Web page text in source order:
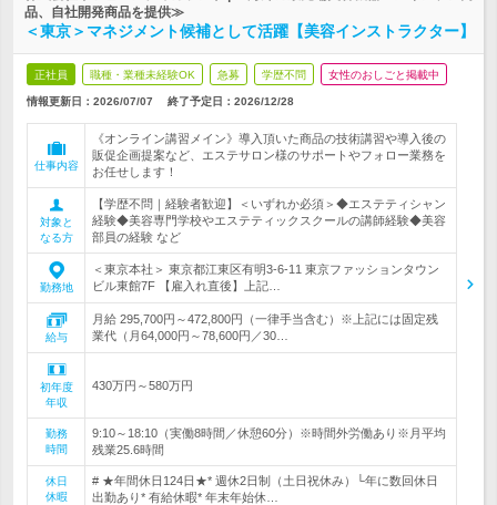
品、自社開発商品を提供≫
＜東京＞マネジメント候補として活躍【美容インストラクター】
正社員 職種・業種未経験OK 急募 学歴不問 女性のおしごと掲載中
情報更新日：2026/07/07 終了予定日： 2026/12/28
仕事内容
《オンライン講習メイン》導入頂いた商品の技術講習や導入後の
販促企画提案など、エステサロン様のサポートやフォロー業務を
お任せします！
対象と
なる方
【学歴不問｜経験者歓迎】＜いずれか必須＞◆エステティシャン
経験◆美容専門学校やエステティックスクールの講師経験◆美容
部員の経験 など
勤務地
＜東京本社＞ 東京都江東区有明3-6-11 東京ファッションタウン
ビル東館7F 【雇入れ直後】上記…
給与
月給 295,700円～472,800円（一律手当含む）※上記には固定残
業代（月64,000円～78,600円／30…
初年度
年収
430万円～580万円
勤務
時間
9:10～18:10（実働8時間／休憩60分）※時間外労働あり※月平均
残業25.6時間
休日
休暇
# ★年間休日124日★* 週休2日制（土日祝休み）└年に数回休日
出勤あり* 有給休暇* 年末年始休…